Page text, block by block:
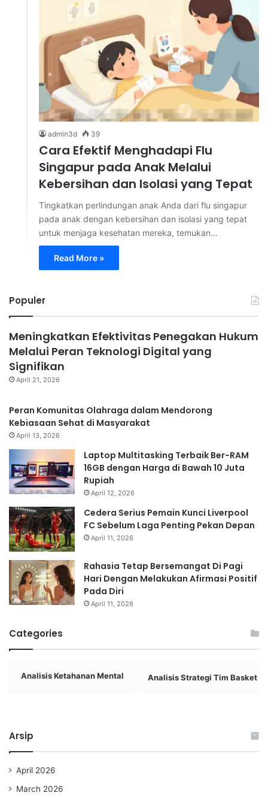
admin3d 39
Cara Efektif Menghadapi Flu
Singapur pada Anak Melalui
Kebersihan dan Isolasi yang Tepat
Tingkatkan perlindungan anak Anda dari flu singapur
pada anak dengan kebersihan dan isolasi yang tepat
untuk menjaga kesehatan mereka, temukan…
Read More »
Populer
Meningkatkan Efektivitas Penegakan Hukum
Melalui Peran Teknologi Digital yang
Signifikan
April 21, 2026
Peran Komunitas Olahraga dalam Mendorong
Kebiasaan Sehat di Masyarakat
April 13, 2026
Laptop Multitasking Terbaik Ber-RAM
16GB dengan Harga di Bawah 10 Juta
Rupiah
April 12, 2026
Cedera Serius Pemain Kunci Liverpool
FC Sebelum Laga Penting Pekan Depan
April 11, 2026
Rahasia Tetap Bersemangat Di Pagi
Hari Dengan Melakukan Afirmasi Positif
Pada Diri
April 11, 2026
Categories
Analisis Ketahanan Mental Analisis Strategi Tim Basket
Arsip
April 2026
March 2026